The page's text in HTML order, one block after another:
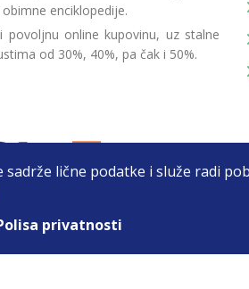
lične podatke i služe radi
privatnosti
enciklopedije.
online kupovinu, uz stalne
od 30%, 40%, pa čak i 50%.